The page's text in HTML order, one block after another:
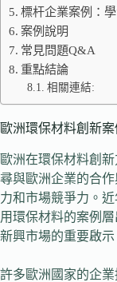
標杆企業案例：
案例說明
常見問題Q&A
重點結論
相關連結:
歐洲環保材料創新
歐洲在環保材料創
尋與歐洲企業的合
力和市場競爭力。
用環保材料的案例
新興市場的重要啟示
許多歐洲國家的企